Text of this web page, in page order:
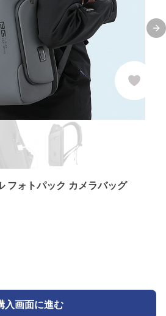
フォトパック カメラバッグ
入画面に進む